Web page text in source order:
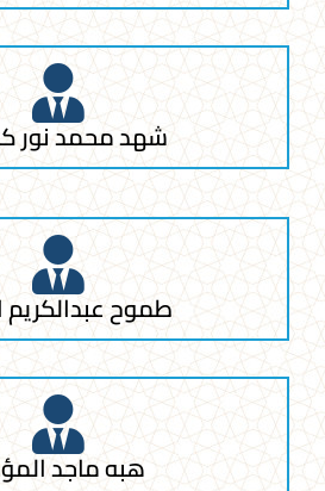
شهد محمد نور
طموح عبدالكريم
هبه ماجد